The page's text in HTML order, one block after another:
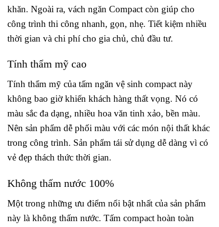
khăn. Ngoài ra, vách ngăn Compact còn giúp cho
công trình thi công nhanh, gọn, nhẹ. Tiết kiệm nhiều
thời gian và chi phí cho gia chủ, chủ đầu tư.
Tính thẩm mỹ cao
Tính thẩm mỹ của tấm ngăn vệ sinh compact này
không bao giờ khiến khách hàng thất vọng. Nó có
màu sắc đa dạng, nhiều hoa văn tinh xảo, bền màu.
Nên sản phẩm dễ phối màu với các món nội thất khác
trong công trình. Sản phẩm tái sử dụng dễ dàng vì có
vẻ đẹp thách thức thời gian.
Không thấm nước 100%
Một trong những ưu điểm nổi bật nhất của sản phẩm
này là không thấm nước. Tấm compact hoàn toàn